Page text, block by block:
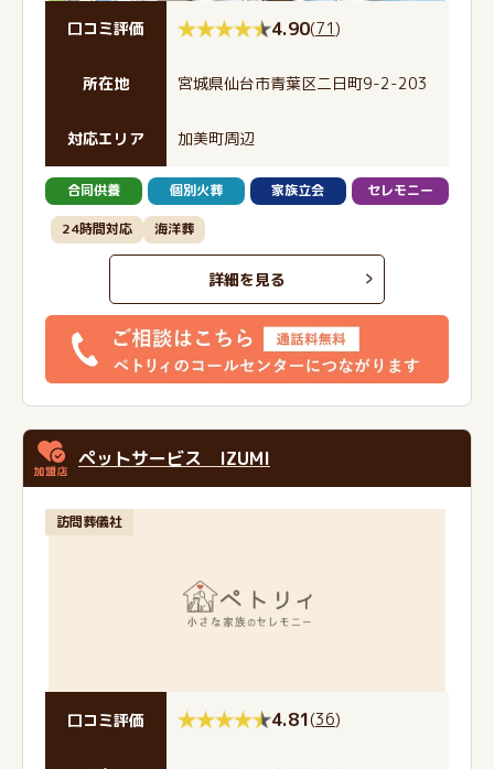
口コミ評価 4.90(71)
所在地 宮城県仙台市青葉区二日町9-2-203
対応エリア 加美町周辺
合同供養 個別火葬 家族立会 セレモニー
24時間対応 海洋葬
詳細を見る
ペットサービス IZUMI
訪問葬儀社
口コミ評価 4.81(36)